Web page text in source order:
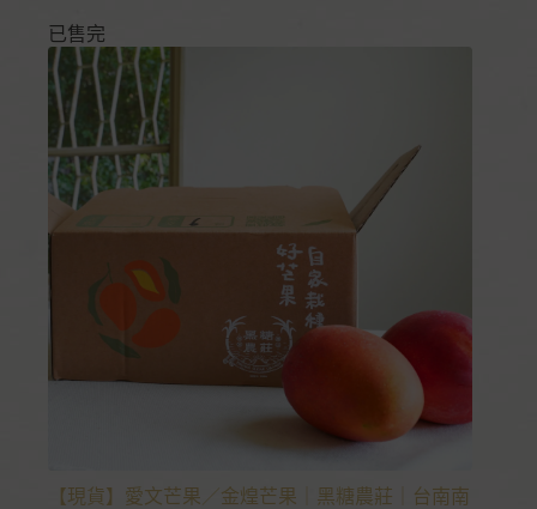
已售完
【現貨】愛文芒果／金煌芒果｜黑糖農莊｜台南南